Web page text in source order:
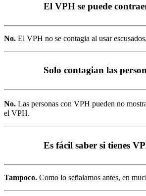
El VPH se puede
No. El VPH no se contagia al usar
Solo contagian las
No. Las personas con VPH pueden no
el VPH.
Es fácil saber si tienes
Tampoco. Como lo señalamos antes, en